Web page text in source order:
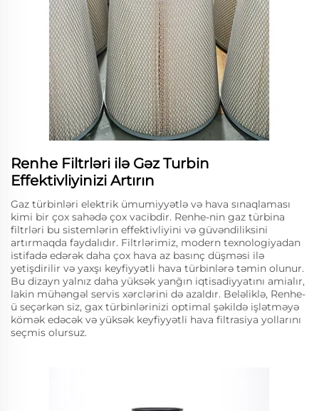
Renhe Filtrləri ilə Gəz Turbin
Effektivliyinizi Artırın
Gaz türbinləri elektrik ümumiyyətlə və hava sınaqlaması
kimi bir çox sahədə çox vacibdir. Renhe-nin gaz türbina
filtrləri bu sistemlərin effektivliyini və güvəndiliksini
artırmaqda faydalıdır. Filtrlərimiz, modern texnologiyadan
istifadə edərək daha çox hava az basınç düşməsi ilə
yetişdirilir və yaxşı keyfiyyətli hava türbinlərə təmin olunur.
Bu dizayn yalnız daha yüksək yanğın iqtisadiyyatını amialır,
lakin mühəngəl servis xərclərini də azaldır. Beləliklə, Renhe-
ü seçərkən siz, gax türbinlərinizi optimal şəkildə işlətməyə
kömək edəcək və yüksək keyfiyyətli hava filtrasiya yollarını
seçmis olursuz.